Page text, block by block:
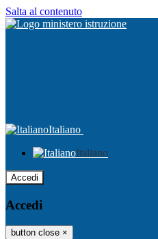
Salta al contenuto
Italiano
Italiano
Accedi
Accedi
button close ×